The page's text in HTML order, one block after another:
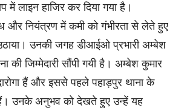
लाइन हाजिर कर दिया गया है।
और नियंत्रण में कमी को गंभीरता से लेते हुए
उनकी जगह डीआईओ प्रभारी अम्बेश
की जिम्मेदारी सौंपी गयी है। अम्बेश कुमार
हैं और इससे पहले पहाड़पुर थाना के
हैं। उनके अनुभव को देखते हुए उन्हें यह